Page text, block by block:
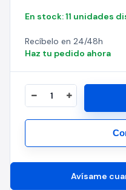
En stock: 11 unidades
Recíbelo en 24/48h
Haz tu pedido ahora
Avísame